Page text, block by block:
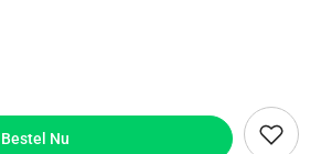
Bestel Nu